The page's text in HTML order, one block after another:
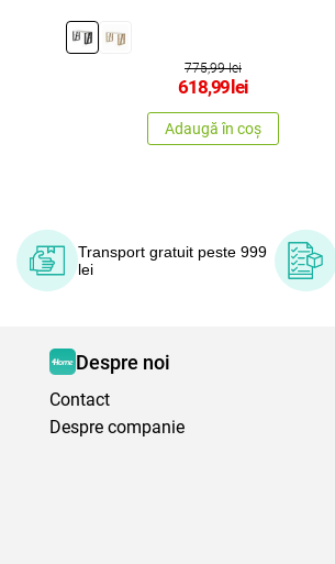
775,99 lei
618,99lei
Adaugă în coș
Transport gratuit peste 999
lei
Despre noi
Contact
Despre companie